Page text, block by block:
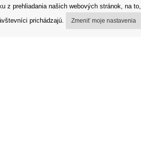
prehliadania našich webových stránok, na
prichádzajú.
Zmeniť moje nastavenia